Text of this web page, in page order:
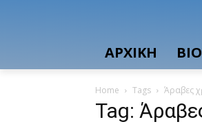
ΑΡΧΙΚΗ
Home Tags Άραβες
Tag: